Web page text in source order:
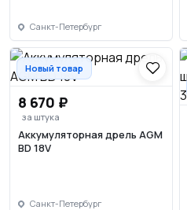
Санкт-Петербург
Новый товар
8 670 ₽
за штука
Аккумуляторная дрель AGM
BD 18V
Санкт-Петербург